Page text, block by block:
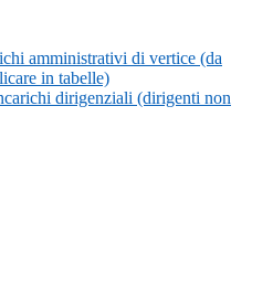
amministrativi di vertice (da
in tabelle)
dirigenziali (dirigenti non